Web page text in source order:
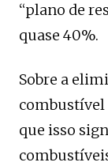
“plano de
quase 40%.
Sobre a
combustível
que isso